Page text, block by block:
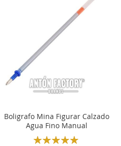
Boligrafo Mina Figurar Calzado
Agua Fino Manual
Rating: